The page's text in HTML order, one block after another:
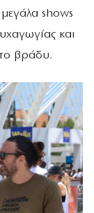
shows
και
βράδυ.